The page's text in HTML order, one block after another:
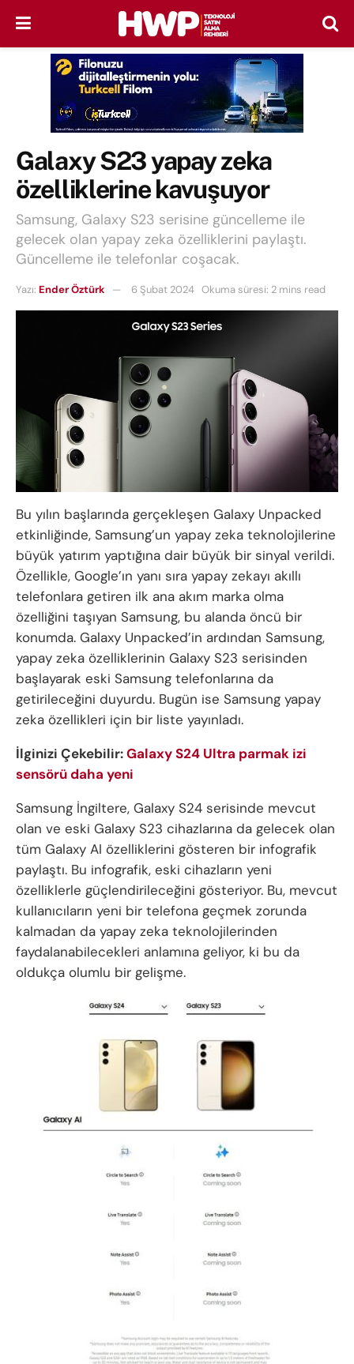
Galaxy S23 yapay zeka
özelliklerine kavuşuyor
Samsung, Galaxy S23 serisine güncelleme ile
gelecek olan yapay zeka özelliklerini paylaştı.
Güncelleme ile telefonlar coşacak.
Yazı: Ender Öztürk 6 Şubat 2024 Okuma süresi: 2 mins read
Bu yılın başlarında gerçekleşen Galaxy Unpacked
etkinliğinde, Samsung’un yapay zeka teknolojilerine
büyük yatırım yaptığına dair büyük bir sinyal verildi.
Özellikle, Google’ın yanı sıra yapay zekayı akıllı
telefonlara getiren ilk ana akım marka olma
özelliğini taşıyan Samsung, bu alanda öncü bir
konumda. Galaxy Unpacked’in ardından Samsung,
yapay zeka özelliklerinin Galaxy S23 serisinden
başlayarak eski Samsung telefonlarına da
getirileceğini duyurdu. Bugün ise Samsung yapay
zeka özellikleri için bir liste yayınladı.
İlginizi Çekebilir:Galaxy S24 Ultra parmak izi
sensörü daha yeni
Samsung İngiltere, Galaxy S24 serisinde mevcut
olan ve eski Galaxy S23 cihazlarına da gelecek olan
tüm Galaxy AI özelliklerini gösteren bir infografik
paylaştı. Bu infografik, eski cihazların yeni
özelliklerle güçlendirileceğini gösteriyor. Bu, mevcut
kullanıcıların yeni bir telefona geçmek zorunda
kalmadan da yapay zeka teknolojilerinden
faydalanabilecekleri anlamına geliyor, ki bu da
oldukça olumlu bir gelişme.